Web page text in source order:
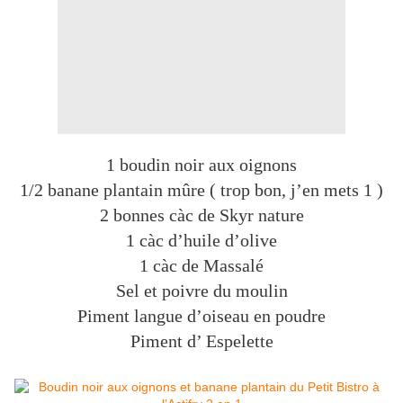
1 boudin noir aux oignons
1/2 banane plantain mûre ( trop bon, j’en mets 1 )
2 bonnes càc de Skyr nature
1 càc d’huile d’olive
1 càc de Massalé
Sel et poivre du moulin
Piment langue d’oiseau en poudre
Piment d’ Espelette